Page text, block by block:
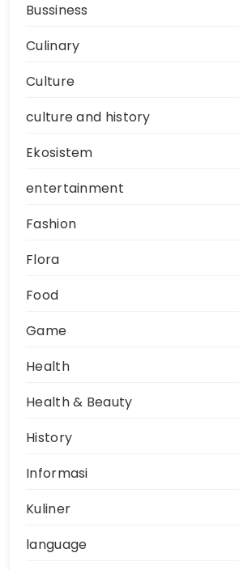
Bussiness
Culinary
Culture
culture and history
Ekosistem
entertainment
Fashion
Flora
Food
Game
Health
Health & Beauty
History
Informasi
Kuliner
language